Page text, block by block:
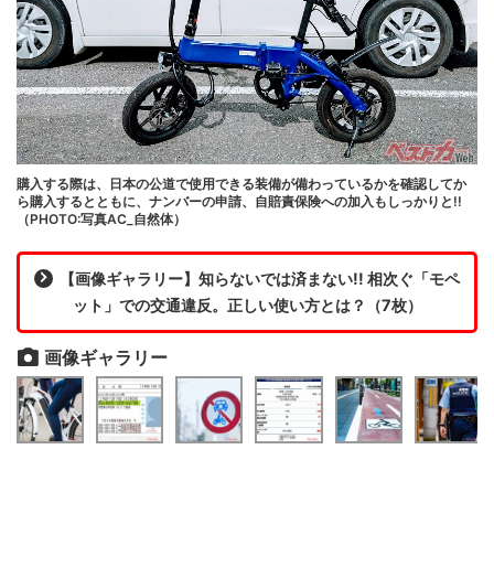
購入する際は、日本の公道で使用できる装備が備わっているかを確認してか
ら購入するとともに、ナンバーの申請、自賠責保険への加入もしっかりと!!
（PHOTO:写真AC_自然体）
【画像ギャラリー】知らないでは済まない!! 相次ぐ「モペ
ット」での交通違反。正しい使い方とは？（7枚）
画像ギャラリー